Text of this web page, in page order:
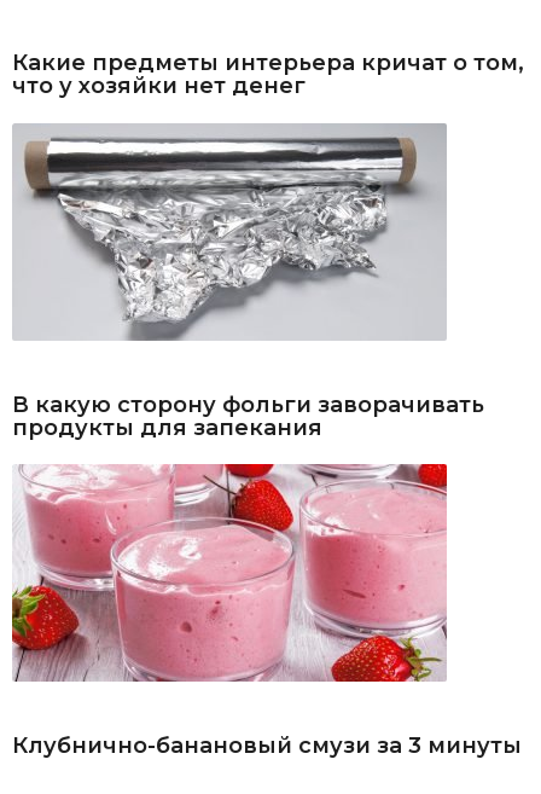
Какие предметы интерьера кричат о том,
что у хозяйки нет денег
В какую сторону фольги заворачивать
продукты для запекания
Клубнично-банановый смузи за 3 минуты